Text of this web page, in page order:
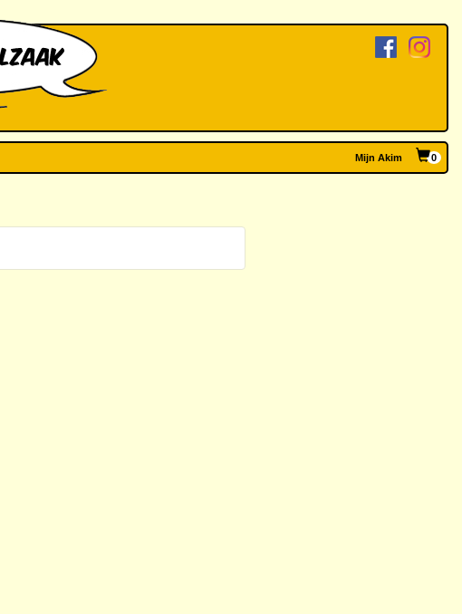
Mijn Akim 0